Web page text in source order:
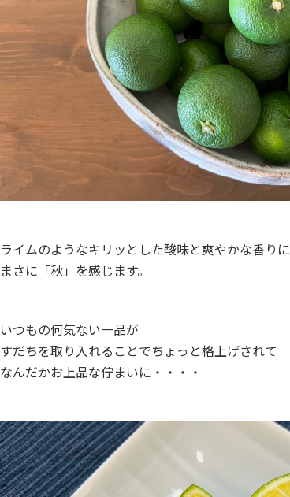
ライムのようなキリッとした酸味と爽やかな香りに
まさに「秋」を感じます。
いつもの何気ない一品が
すだちを取り入れることでちょっと格上げされて
なんだかお上品な佇まいに・・・・